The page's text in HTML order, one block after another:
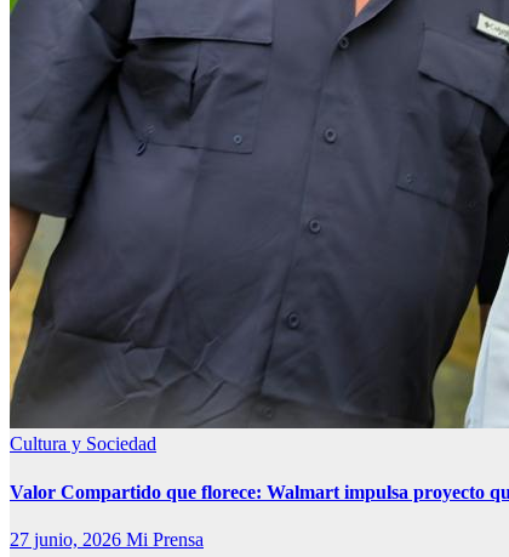
Cultura y Sociedad
Valor Compartido que florece: Walmart impulsa proyecto
27 junio, 2026 Mi Prensa